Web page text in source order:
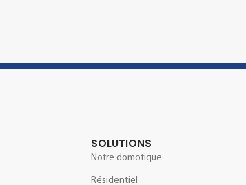
SOLUTIONS
Notre domotique
Résidentiel